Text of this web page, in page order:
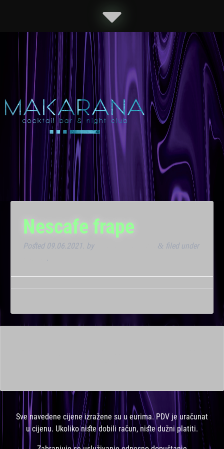
Nescafe frape
Posted 09.06.2021. by & filed under
.
Sve navedene cijene izražene su u eurima. PDV je uračunat
u cijenu. Ukoliko niste dobili račun, niste dužni platiti.